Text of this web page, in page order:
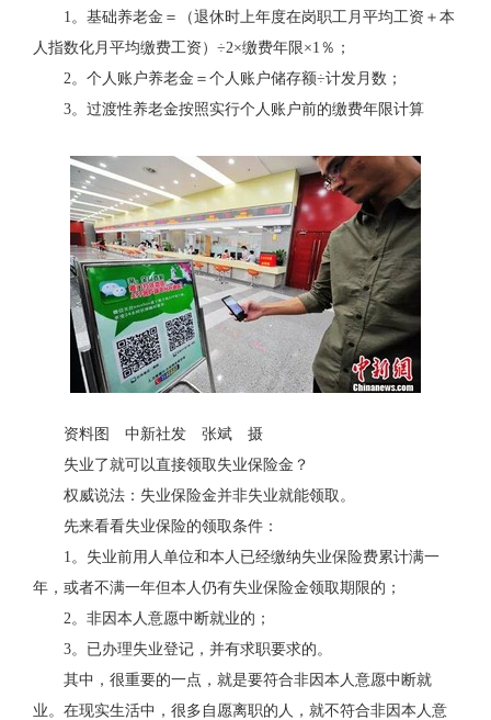
1。基础养老金＝（退休时上年度在岗职工月平均工资＋本
人指数化月平均缴费工资）÷2×缴费年限×1％；
2。个人账户养老金＝个人账户储存额÷计发月数；
3。过渡性养老金按照实行个人账户前的缴费年限计算
资料图 中新社发 张斌 摄
失业了就可以直接领取失业保险金？
权威说法：失业保险金并非失业就能领取。
先来看看失业保险的领取条件：
1。失业前用人单位和本人已经缴纳失业保险费累计满一
年，或者不满一年但本人仍有失业保险金领取期限的；
2。非因本人意愿中断就业的；
3。已办理失业登记，并有求职要求的。
其中，很重要的一点，就是要符合非因本人意愿中断就
业。在现实生活中，很多自愿离职的人，就不符合非因本人意